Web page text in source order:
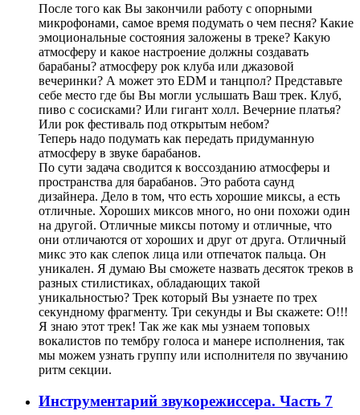
После того как Вы закончили работу с опорными
микрофонами, самое время подумать о чем песня? Какие
эмоциональные состояния заложены в треке? Какую
атмосферу и какое настроение должны создавать
барабаны? атмосферу рок клуба или джазовой
вечеринки? А может это EDM и танцпол? Представьте
себе место где бы Вы могли услышать Ваш трек. Клуб,
пиво с сосисками? Или гигант холл. Вечерние платья?
Или рок фестиваль под открытым небом?
Теперь надо подумать как передать придуманную
атмосферу в звуке барабанов.
По сути задача сводится к воссозданию атмосферы и
пространства для барабанов. Это работа саунд
дизайнера. Дело в том, что есть хорошие миксы, а есть
отличные. Хороших миксов много, но они похожи один
на другой. Отличные миксы потому и отличные, что
они отличаются от хороших и друг от друга. Отличный
микс это как слепок лица или отпечаток пальца. Он
уникален. Я думаю Вы сможете назвать десяток треков в
разных стилистиках, обладающих такой
уникальностью? Трек который Вы узнаете по трех
секундному фрагменту. Три секунды и Вы скажете: О!!!
Я знаю этот трек! Так же как мы узнаем топовых
вокалистов по тембру голоса и манере исполнения, так
мы можем узнать группу или исполнителя по звучанию
ритм секции.
Инструментарий звукорежиссера. Часть 7